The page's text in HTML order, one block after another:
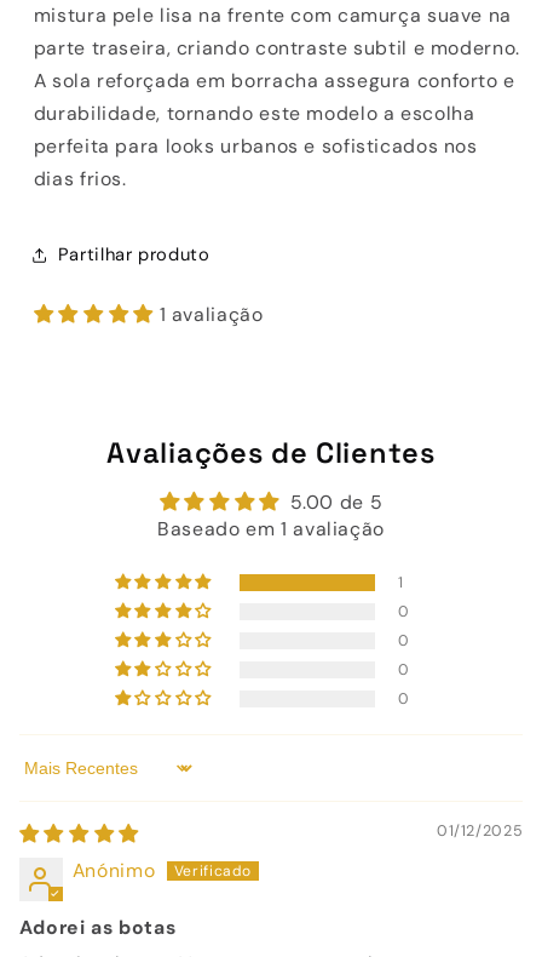
mistura pele lisa na frente com camurça suave na
parte traseira, criando contraste subtil e moderno.
A sola reforçada em borracha assegura conforto e
durabilidade, tornando este modelo a escolha
perfeita para looks urbanos e sofisticados nos
dias frios.
Partilhar produto
1 avaliação
Avaliações de Clientes
5.00 de 5
Baseado em 1 avaliação
1
0
0
0
0
Sort by
01/12/2025
Anónimo
Adorei as botas